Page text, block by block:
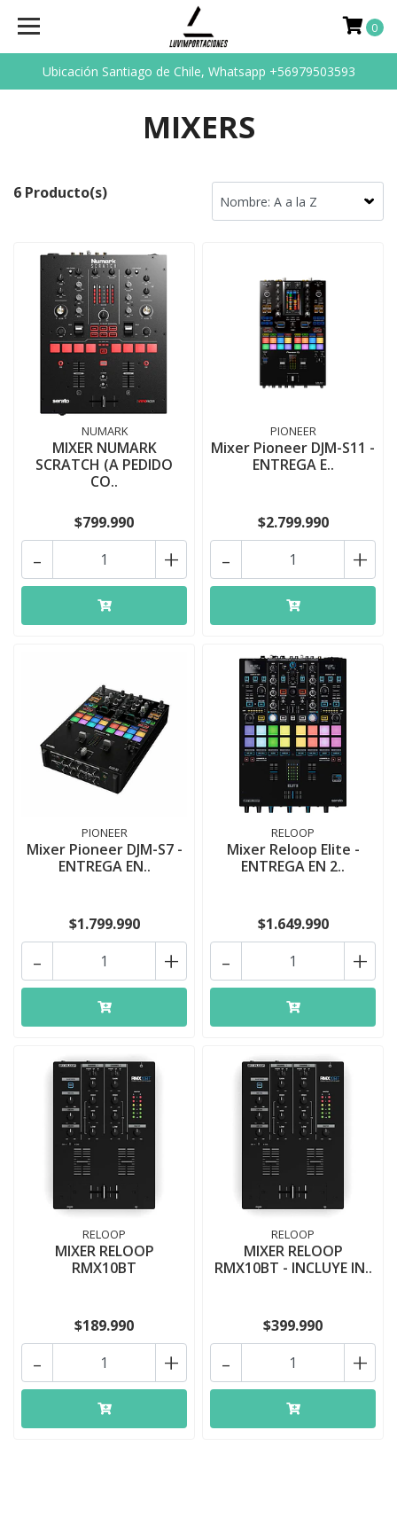
Ubicación Santiago de Chile, Whatsapp +56979503593
0
MIXERS
6 Producto(s)
NUMARK
MIXER NUMARK
SCRATCH (A PEDIDO
CO..
$799.990
+
-
PIONEER
Mixer Pioneer DJM-S11 -
ENTREGA E..
$2.799.990
+
-
PIONEER
Mixer Pioneer DJM-S7 -
ENTREGA EN..
$1.799.990
+
-
RELOOP
Mixer Reloop Elite -
ENTREGA EN 2..
$1.649.990
+
-
RELOOP
MIXER RELOOP
RMX10BT
$189.990
+
-
RELOOP
MIXER RELOOP
RMX10BT - INCLUYE IN..
$399.990
+
-